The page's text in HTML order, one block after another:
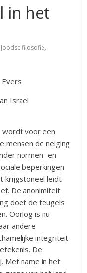
in het
Joodse filosofie,
Evers
Israel
wordt voor een
mensen de neiging
normen- en
beperkingen
krijgstoneel leidt
De anonimiteit
doet de teugels
Oorlog is nu
andere
integriteit
De
Met name in het